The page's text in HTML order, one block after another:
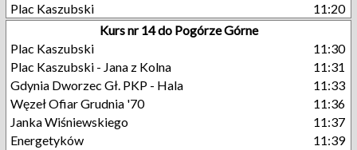
Plac Kaszubski
11:20
Kurs nr 14 do Pogórze Górne
Plac Kaszubski
11:30
Plac Kaszubski - Jana z Kolna
11:31
Gdynia Dworzec Gł. PKP - Hala
11:33
Węzeł Ofiar Grudnia '70
11:36
Janka Wiśniewskiego
11:37
Energetyków
11:39